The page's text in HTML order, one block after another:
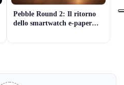
Pebble Round 2: Il ritorno
dello smartwatch e-paper